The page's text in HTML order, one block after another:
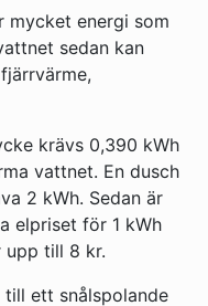
mycket energi som
sedan kan
krävs 0,390 kWh
vattnet. En dusch
2 kWh. Sedan är
elpriset för 1 kWh
upp till 8 kr.
ett snålspolande